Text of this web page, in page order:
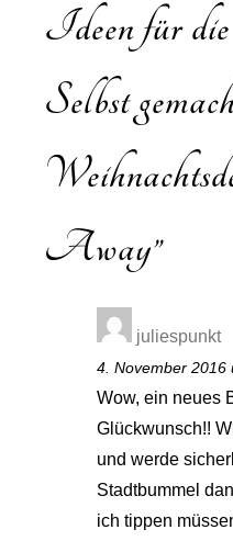
Ideen für
Selbst
Away”
juliespunkt
4. November 2016
Wow, ein neues
Glückwunsch!!
und werde
Stadtbummel
ich tippen